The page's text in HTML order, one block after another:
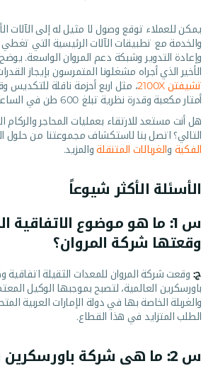
يمكن للعملاء توقع وصول لا مثيل له إلى الآلات
والخدمة مع تطبيقات الآلات الرئيسية التي تغطي
وإعادة التدوير وشبكة دعم المروان الواسعة. يوضح
الأخير الذي أجراه مشغلونا المتمرسون بإيجاز
تشيفتن 2100X
أمتار مكعبة وقدرة نظرية تبلغ 600 طن في الساعة.
هل أنت مستعد للارتقاء بعمليات المحاجر
التالي؟ اتصل بنا لاستكشاف مجموعتنا من حلول
الفكية والغربالات المتنقلةوالمزيد.
الأسئلة الأكثر شيوعاً
س 1: ما هو موضوع الاتفاقية
وقعتها شركة المروان؟
ج: وقعت شركة المروان للمعدات الثقيلة
باورسكرين العالمية، لتصبح بموجبها الوكيل
والغربلة الخاصة بها في دولة الإمارات العربية
الطلب المتزايد في هذا القطاع.
س 2: ما هي شركة باورسكرين